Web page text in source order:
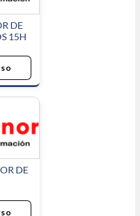
DE
15H
DE